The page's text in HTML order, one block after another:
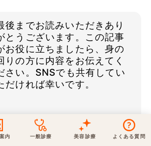
後までお読みいただきあり
とうございます。この記事
お役に立ちましたら、身の
りの方に内容をお伝えてく
さい。SNSでも共有してい
だければ幸いです。
ンスタもこっそりやってま
よ
新着ブログ記事
取材協力
内
アクセス・地図
当院のポリシー
一般診療
皮膚科
形成外科
美容診療 よくある質問
休診
美容診療
0120-70-5929
日・祝はお休みです